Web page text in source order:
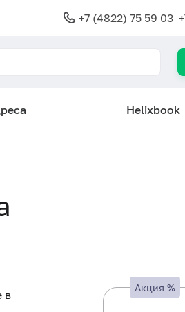
+7 (4822) 75 59 03
Helixbook
в
Акция %